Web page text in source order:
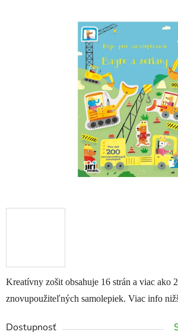
Kreatívny zošit obsahuje 16 strán a viac ako
znovupoužiteľných samolepiek. Viac info
Dostupnosť